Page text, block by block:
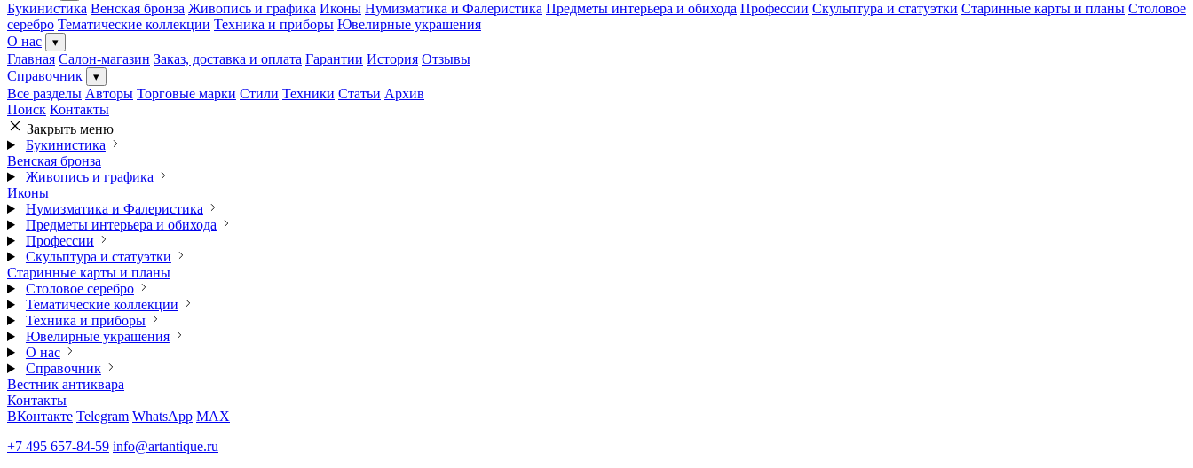
Букинистика Венская бронза Живопись и графика Иконы Нумизматика и Фалеристика Предметы интерьера и обихода Профессии Скульптура и статуэтки Старинные карты и планы Столовое
серебро Тематические коллекции Техника и приборы Ювелирные украшения
О нас
▾
Главная Салон-магазин Заказ, доставка и оплата Гарантии История Отзывы
Справочник
▾
Все разделы Авторы Торговые марки Стили Техники Статьи Архив
Поиск Контакты
Закрыть меню
Букинистика
Венская бронза
Живопись и графика
Иконы
Нумизматика и Фалеристика
Предметы интерьера и обихода
Профессии
Скульптура и статуэтки
Старинные карты и планы
Столовое серебро
Тематические коллекции
Техника и приборы
Ювелирные украшения
О нас
Справочник
Вестник антиквара
Контакты
ВКонтакте Telegram WhatsApp MAX
+7 495 657-84-59 info@artantique.ru